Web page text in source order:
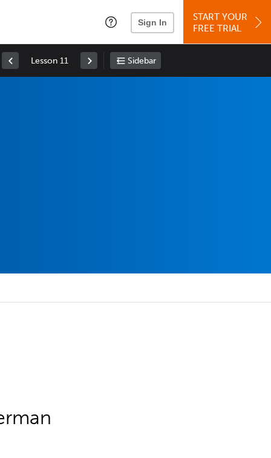
Sign In
START YOUR
FREE TRIAL
Lesson 11 Sidebar